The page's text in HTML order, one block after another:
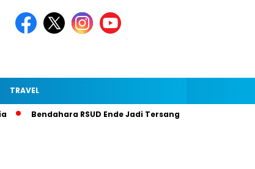
TRAVEL
Bendahara RSUD Ende Jadi Tersangka Dugaan